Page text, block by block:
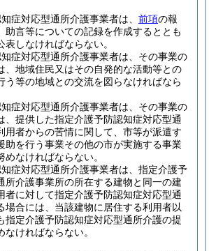
症対応型通所介護事業者は、 前項の報
助言等についての記録を作成するととも
表しなければならない。
症対応型通所介護事業者は、その事業の
、地域住民又はその自発的な活動等との
う等の地域との交流を図らなければなら
症対応型通所介護事業者は、その事業の
、提供した指定介護予防認知症対応型通
用者からの苦情に関して、市等が派遣す
助を行う事業その他の市が実施する事業
めなければならない。
症対応型通所介護事業者は、指定介護予
所介護事業所の所在する建物と同一の建
者に対して指定介護予防認知症対応型通
場合には、当該建物に居住する利用者以
指定介護予防認知症対応型通所介護の提
ければならない。